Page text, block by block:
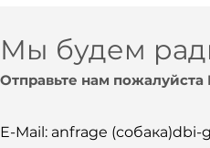
Мы будем
Отправьте нам
E-Mail: anfrage (собака)dbi-